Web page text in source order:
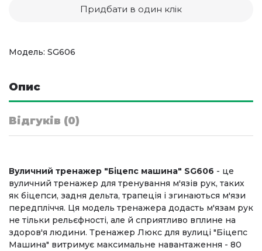
Придбати в один клік
Модель: SG606
Опис
Відгуків (0)
Вуличний тренажер "Біцепс машина" SG606 - це
вуличний тренажер для тренування м'язів рук, таких
як біцепси, задня дельта, трапеція і згинаються м'язи
передпліччя. Ця модель тренажера додасть м'язам рук
не тільки рельєфності, але й сприятливо вплине на
здоров'я людини. Тренажер Люкс для вулиці "Біцепс
Машина" витримує максимальне навантаження - 80